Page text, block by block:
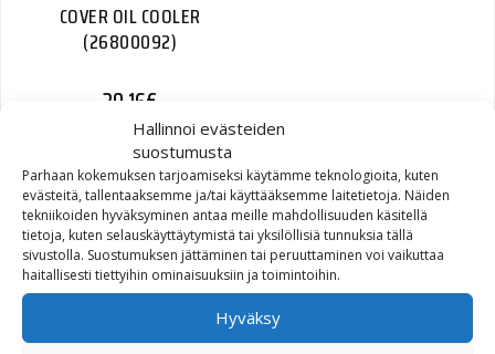
Hallinnoi evästeiden
suostumusta
Parhaan kokemuksen tarjoamiseksi käytämme teknologioita, kuten
evästeitä, tallentaaksemme ja/tai käyttääksemme laitetietoja. Näiden
tekniikoiden hyväksyminen antaa meille mahdollisuuden käsitellä
tietoja, kuten selauskäyttäytymistä tai yksilöllisiä tunnuksia tällä
sivustolla. Suostumuksen jättäminen tai peruuttaminen voi vaikuttaa
haitallisesti tiettyihin ominaisuuksiin ja toimintoihin.
Hyväksy
COVER OIL COOLER
(26800092)
39,16€
TRIM RIGHT (70917-04)
8,56€